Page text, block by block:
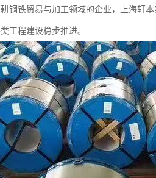
钢铁贸易与加工领域的企业，上海轩
工程建设稳步推进。